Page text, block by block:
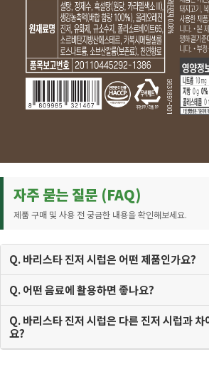
자주 묻는 질문 (FAQ)
제품 구매 및 사용 전 궁금한 내용을 확인해보세요.
Q. 바리스타 진저 시럽은 어떤 제품인가요?
Q. 어떤 음료에 활용하면 좋나요?
Q. 바리스타 진저 시럽은 다른 진저 시럽과
요?